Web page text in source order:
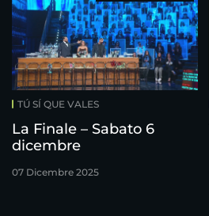
TÚ SÍ QUE VALES
La Finale – Sabato 6
dicembre
07 Dicembre 2025